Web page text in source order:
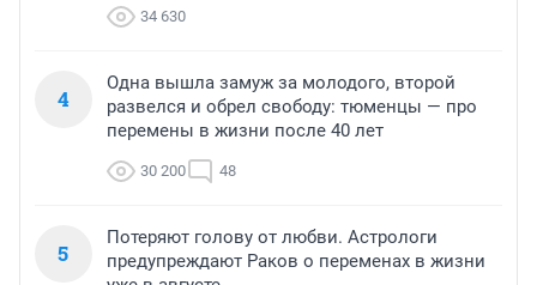
34 630
4
Одна вышла замуж за молодого, второй
развелся и обрел свободу: тюменцы — про
перемены в жизни после 40 лет
30 200 48
5
Потеряют голову от любви. Астрологи
предупреждают Раков о переменах в жизни